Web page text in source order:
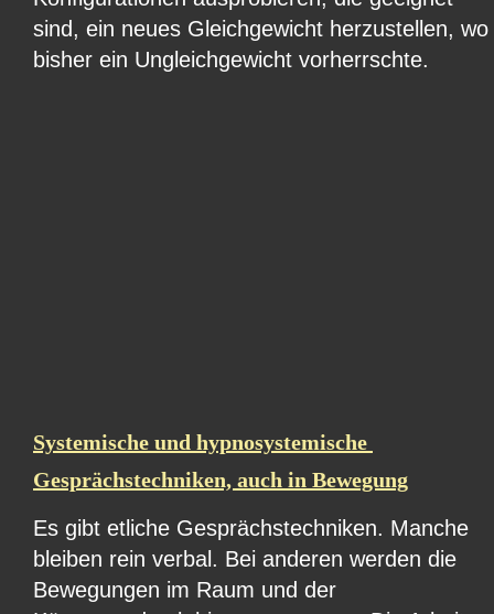
sind, ein neues Gleichgewicht herzustellen, wo
bisher ein Ungleichgewicht vorherrschte.
Systemische und hypnosystemische
Gesprächstechniken, auch in Bewegung
Es gibt etliche Gesprächstechniken. Manche
bleiben rein verbal. Bei anderen werden die
Bewegungen im Raum und der